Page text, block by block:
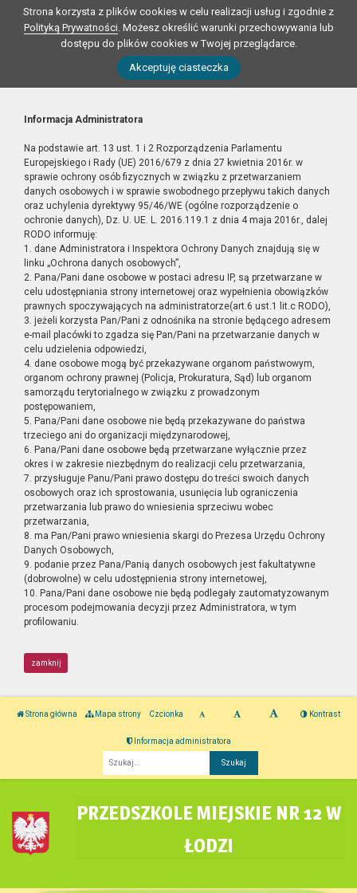
Strona korzysta z plików cookies w celu realizacji usług i zgodnie z
Polityką Prywatności. Możesz określić warunki przechowywania lub
dostępu do plików cookies w Twojej przeglądarce.
Akceptuję ciasteczka
Informacja Administratora
Na podstawie art. 13 ust. 1 i 2 Rozporządzenia Parlamentu
Europejskiego i Rady (UE) 2016/679 z dnia 27 kwietnia 2016r. w
sprawie ochrony osób fizycznych w związku z przetwarzaniem
danych osobowych i w sprawie swobodnego przepływu takich danych
oraz uchylenia dyrektywy 95/46/WE (ogólne rozporządzenie o
ochronie danych), Dz. U. UE. L. 2016.119.1 z dnia 4 maja 2016r., dalej
RODO informuję:
1. dane Administratora i Inspektora Ochrony Danych znajdują się w
linku „Ochrona danych osobowych”,
2. Pana/Pani dane osobowe w postaci adresu IP, są przetwarzane w
celu udostępniania strony internetowej oraz wypełnienia obowiązków
prawnych spoczywających na administratorze(art.6 ust.1 lit.c RODO),
3. jeżeli korzysta Pan/Pani z odnośnika na stronie będącego adresem
e-mail placówki to zgadza się Pan/Pani na przetwarzanie danych w
celu udzielenia odpowiedzi,
4. dane osobowe mogą być przekazywane organom państwowym,
organom ochrony prawnej (Policja, Prokuratura, Sąd) lub organom
samorządu terytorialnego w związku z prowadzonym
postępowaniem,
5. Pana/Pani dane osobowe nie będą przekazywane do państwa
trzeciego ani do organizacji międzynarodowej,
6. Pana/Pani dane osobowe będą przetwarzane wyłącznie przez
okres i w zakresie niezbędnym do realizacji celu przetwarzania,
7. przysługuje Panu/Pani prawo dostępu do treści swoich danych
osobowych oraz ich sprostowania, usunięcia lub ograniczenia
przetwarzania lub prawo do wniesienia sprzeciwu wobec
przetwarzania,
8. ma Pan/Pani prawo wniesienia skargi do Prezesa Urzędu Ochrony
Danych Osobowych,
9. podanie przez Pana/Panią danych osobowych jest fakultatywne
(dobrowolne) w celu udostępnienia strony internetowej,
10. Pana/Pani dane osobowe nie będą podlegały zautomatyzowanym
procesom podejmowania decyzji przez Administratora, w tym
profilowaniu.
zamknij
Strona główna Mapa strony Czcionka Kontrast
Informacja administratora
PRZEDSZKOLE MIEJSKIE NR 12 W
ŁODZI